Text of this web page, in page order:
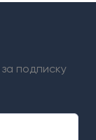
за подписку